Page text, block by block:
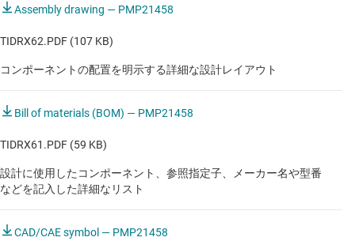
Assembly drawing — PMP21458
TIDRX62.PDF (107 KB)
コンポーネントの配置を明示する詳細な設計レイアウト
Bill of materials (BOM) — PMP21458
TIDRX61.PDF (59 KB)
設計に使用したコンポーネント、参照指定子、メーカー名や型番
などを記入した詳細なリスト
CAD/CAE symbol — PMP21458